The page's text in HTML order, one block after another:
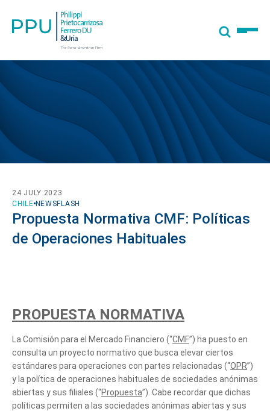
CHILE NEWSFLASH
24 JULY 2023
Propuesta Normativa CMF: Políticas
de Operaciones Habituales
PROPUESTA NORMATIVA
La Comisión para el Mercado Financiero (“CMF”) ha puesto en
consulta un proyecto normativo que busca elevar ciertos
estándares para operaciones con partes relacionadas (“OPR”)
y la política de operaciones habituales de sociedades anónimas
abiertas y sus filiales (“Propuesta”). Cabe recordar que dichas
políticas permiten a las sociedades anónimas abiertas y sus